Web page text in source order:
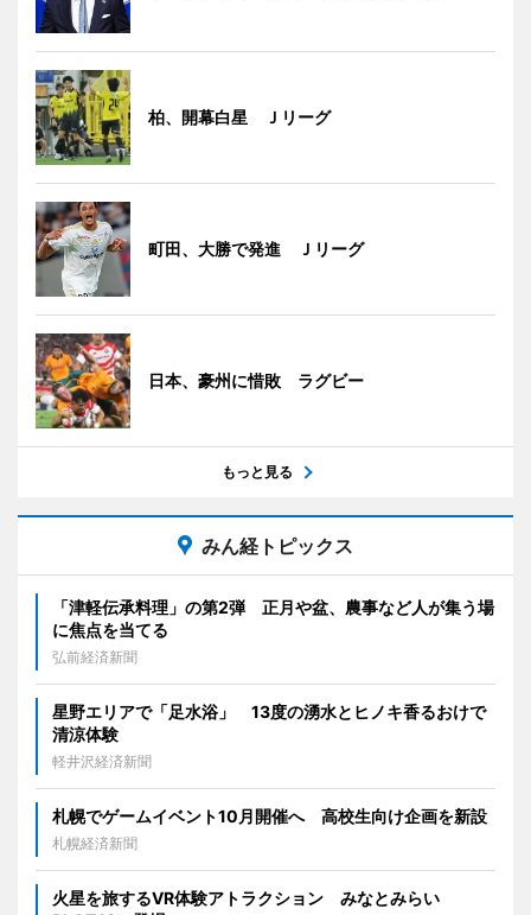
柏、開幕白星 Ｊリーグ
町田、大勝で発進 Ｊリーグ
日本、豪州に惜敗 ラグビー
もっと見る
みん経トピックス
「津軽伝承料理」の第2弾 正月や盆、農事など人が集う場
に焦点を当てる
弘前経済新聞
星野エリアで「足水浴」 13度の湧水とヒノキ香るおけで
清涼体験
軽井沢経済新聞
札幌でゲームイベント10月開催へ 高校生向け企画を新設
札幌経済新聞
火星を旅するVR体験アトラクション みなとみらい